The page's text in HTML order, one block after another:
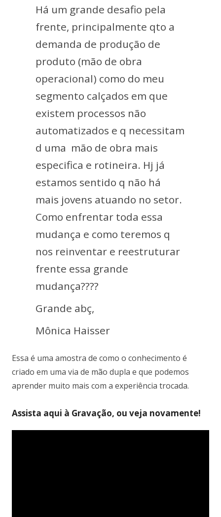
Há um grande desafio pela
frente, principalmente qto a
demanda de produção de
produto (mão de obra
operacional) como do meu
segmento calçados em que
existem processos não
automatizados e q necessitam
d uma mão de obra mais
especifica e rotineira. Hj já
estamos sentido q não há
mais jovens atuando no setor.
Como enfrentar toda essa
mudança e como teremos q
nos reinventar e reestruturar
frente essa grande
mudança????
Grande abç,
Mônica Haisser
Essa é uma amostra de como o conhecimento é
criado em uma via de mão dupla e que podemos
aprender muito mais com a experiência trocada.
Assista aqui à Gravação, ou veja novamente!